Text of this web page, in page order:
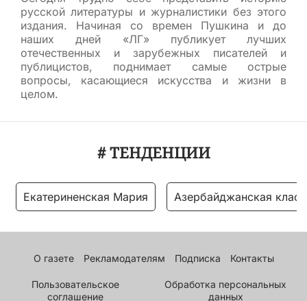
русской литературы и журналистики без этого
издания. Начиная со времен Пушкина и до
наших дней «ЛГ» публикует лучших
отечественных и зарубежных писателей и
публицистов, поднимает самые острые
вопросы, касающиеся искусства и жизни в
целом.
# ТЕНДЕНЦИИ
Екатериненская Мария Азербайджанская
О газете Рекламодателям Подписка Контакты
Пользовательское
соглашение
Обработка персональных
данных